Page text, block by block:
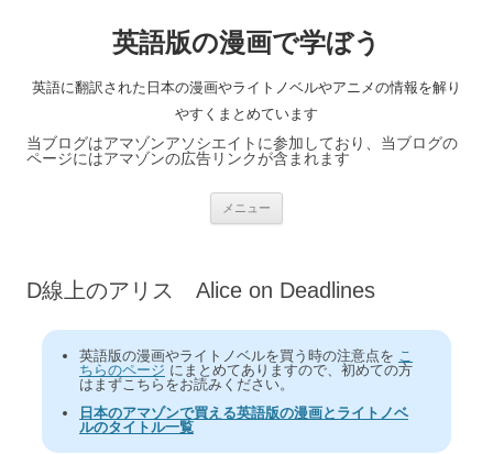
英語版の漫画で学ぼう
英語に翻訳された日本の漫画やライトノベルやアニメの情報を解り
やすくまとめています
当ブログはアマゾンアソシエイトに参加しており、当ブログの
ページにはアマゾンの広告リンクが含まれます
メニュー
ス
D線上のアリス Alice on Deadlines
英語版の漫画やライトノベルを買う時の注意点を こ
ちらのページ にまとめてありますので、初めての方
はまずこちらをお読みください。
日本のアマゾンで買える英語版の漫画とライトノベ
ルのタイトル一覧